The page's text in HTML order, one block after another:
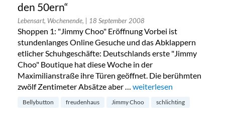
den 50ern“
Lebensart, Wochenende, | 18 September 2008
Shoppen 1: "Jimmy Choo" Eröffnung Vorbei ist
stundenlanges Online Gesuche und das Abklappern
etlicher Schuhgeschäfte: Deutschlands erste "Jimmy
Choo" Boutique hat diese Woche in der
Maximilianstraße ihre Türen geöffnet. Die berühmten
zwölf Zentimeter Absätze aber … „Jimmy Choo,
weiterlesen
Bellybutton freudenhaus Jimmy Choo schlichting